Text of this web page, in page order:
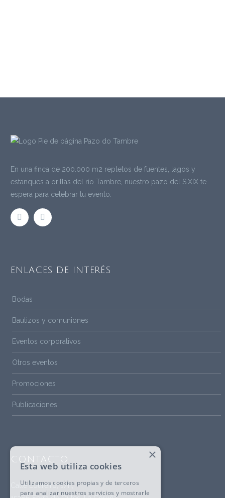
En una finca de 200.000 m2 repletos de fuentes, lagos y
estanques a orillas del río Tambre, nuestro pazo del S.XIX te
espera para celebrar tu evento.
ENLACES DE INTERÉS
Bodas
Bautizos y comuniones
Eventos corporativos
Otros eventos
Promociones
Publicaciones
CONTACTO
Calle Loureiro, s/n,
×
Esta web utiliza cookies
Utilizamos cookies propias y de terceros
para analizar nuestros servicios y mostrarle